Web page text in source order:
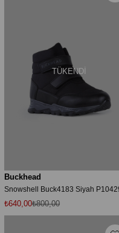
TÜKENDI
Buckhead
₺640,00₺800,00